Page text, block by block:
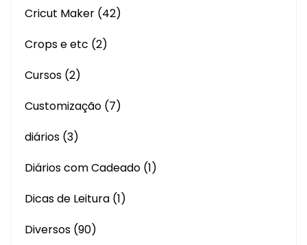
Cricut Maker (42)
Crops e etc (2)
Cursos (2)
Customização (7)
diários (3)
Diários com Cadeado (1)
Dicas de Leitura (1)
Diversos (90)